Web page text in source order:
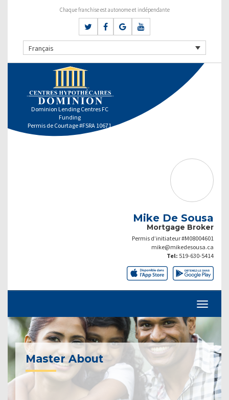
Chaque franchise est autonome et indépendante
Français
Dominion Lending Centres FC
Funding
Permis de Courtage #FSRA 10671
Mike De Sousa
Mortgage Broker
Permis d’initiateur #M08004601
mike@mikedesousa.ca
Tel: 519-630-5414
Master About